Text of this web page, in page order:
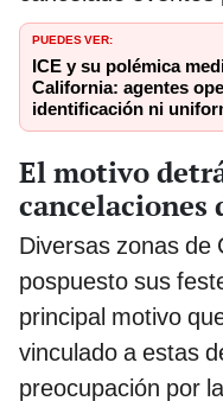
PUEDES VER:
ICE y su polémica
California: agentes
identificación ni
El motivo
cancelaciones
Diversas zonas de
pospuesto sus
principal motivo
vinculado a estas
preocupación por